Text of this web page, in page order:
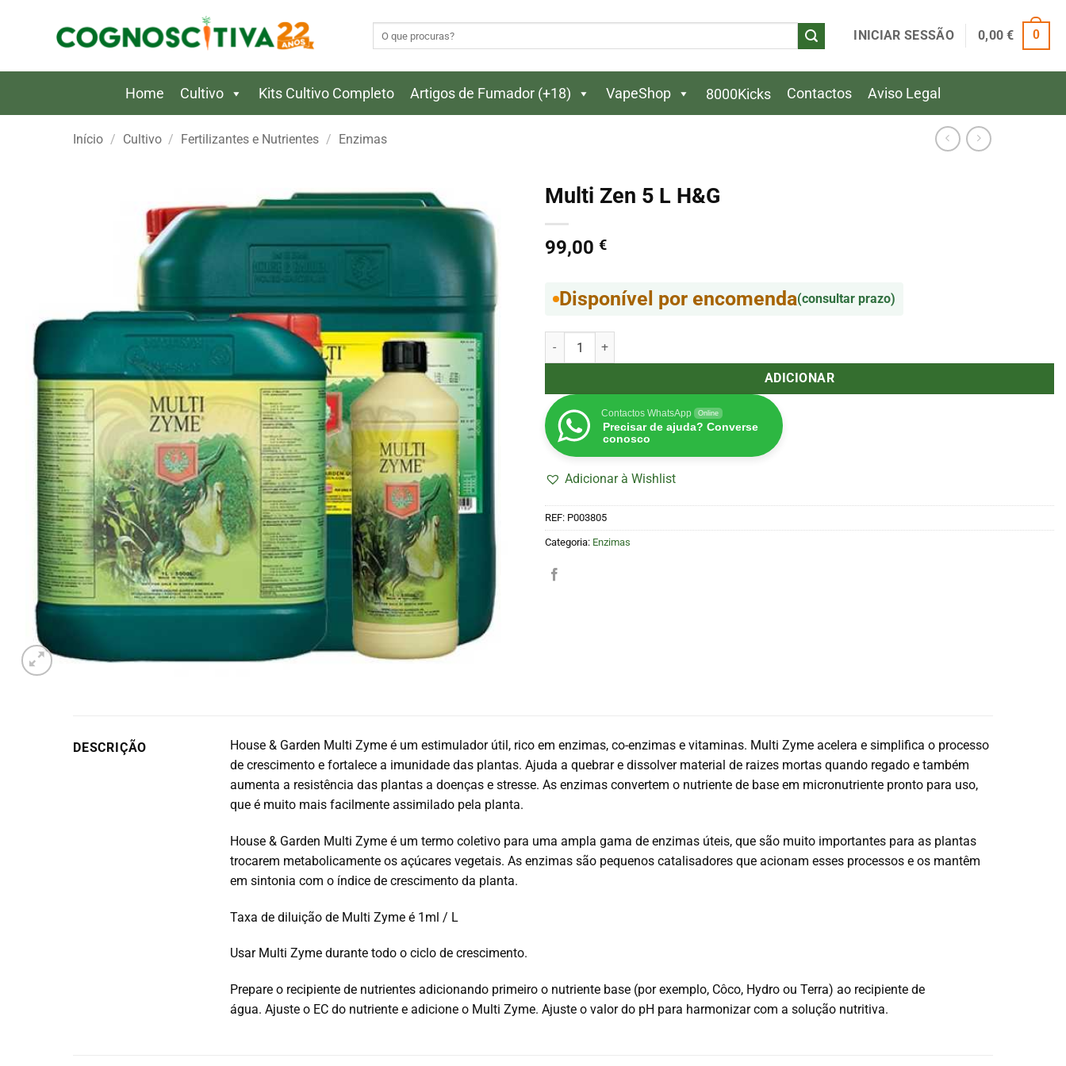
INICIAR SESSÃO 0,00€ 0
Home Cultivo Kits Cultivo Completo Artigos de Fumador (+18) VapeShop 8000Kicks Contactos Aviso Legal
Início / Cultivo / Fertilizantes e Nutrientes / Enzimas
Multi Zen 5 L H&G
99,00 €
Disponível por encomenda(consultar prazo)
Quantidade de Multi Zen 5 L H&G
ADICIONAR
Contactos WhatsApp Online
Precisar de ajuda? Converse
conosco
Adicionar à Wishlist
REF: P003805
Categoria: Enzimas
DESCRIÇÃO House & Garden Multi Zyme é um estimulador útil, rico em enzimas, co-enzimas e vitaminas. Multi Zyme acelera e simplifica o processo
de crescimento e fortalece a imunidade das plantas. Ajuda a quebrar e dissolver material de raizes mortas quando regado e também
aumenta a resistência das plantas a doenças e stresse.As enzimas convertem o nutriente de base em micronutriente pronto para uso,
que é muito mais facilmente assimilado pela planta.
House & Garden Multi Zyme é um termo coletivo para uma ampla gama de enzimas úteis, que são muito importantes para as plantas
trocarem metabolicamente os açúcares vegetais. As enzimas são pequenos catalisadores que acionam esses processos e os mantêm
em sintonia com o índice de crescimento da planta.
Taxa de diluição de Multi Zyme é 1ml / L
Usar Multi Zyme durante todo o ciclo de crescimento.
Prepare o recipiente de nutrientes adicionando primeiro o nutriente base (por exemplo, Côco, Hydro ou Terra) ao recipiente de
água. Ajuste o EC do nutriente e adicione o Multi Zyme. Ajuste o valor do pH para harmonizar com a solução nutritiva.